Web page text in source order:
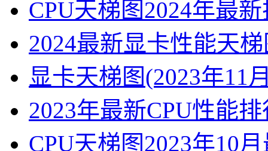
CPU天梯图2024年最
2024最新显卡性能天
显卡天梯图(2023年11
2023年最新CPU性能
CPU天梯图2023年10